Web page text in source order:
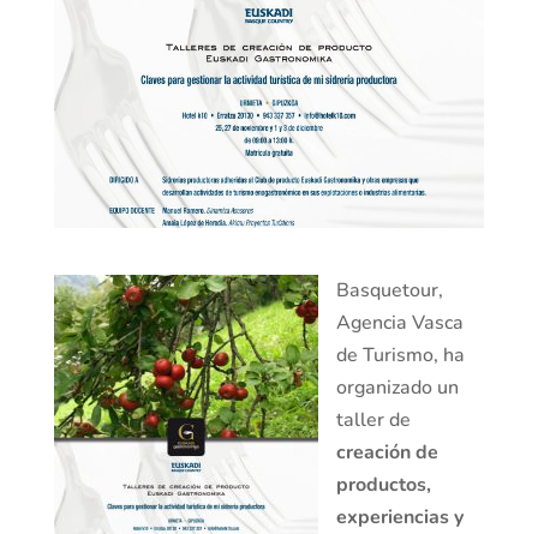
Basquetour,
Agencia Vasca
de Turismo, ha
organizado un
taller de
creación de
productos,
experiencias y